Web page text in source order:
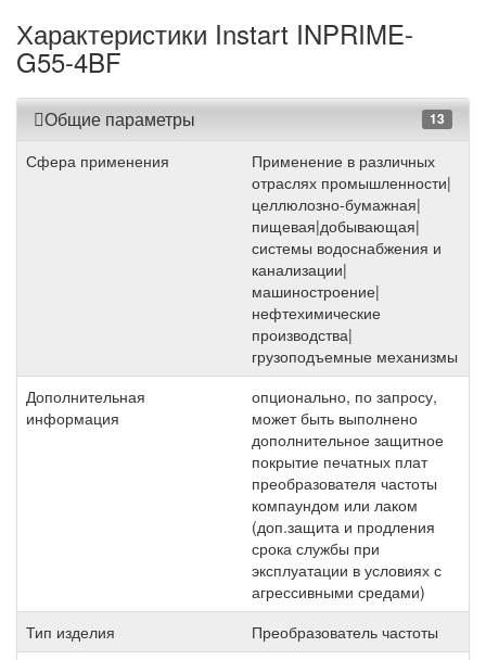
Характеристики Instart INPRIME-
G55-4BF
Общие параметры 13
Сфера применения
Применение в различных
отраслях промышленности|
целлюлозно-бумажная|
пищевая|добывающая|
системы водоснабжения и
канализации|
машиностроение|
нефтехимические
производства|
грузоподъемные механизмы
Дополнительная
информация
опционально, по запросу,
может быть выполнено
дополнительное защитное
покрытие печатных плат
преобразователя частоты
компаундом или лаком
(доп.защита и продления
срока службы при
эксплуатации в условиях с
агрессивными средами)
Тип изделия
Преобразователь частоты